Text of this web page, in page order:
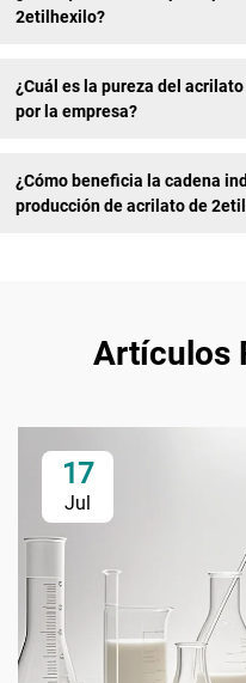
2etilhexilo?
¿Cuál es la pureza del
por la empresa?
¿Cómo beneficia la cadena
producción de acrilato de
Artículos
17
Jul